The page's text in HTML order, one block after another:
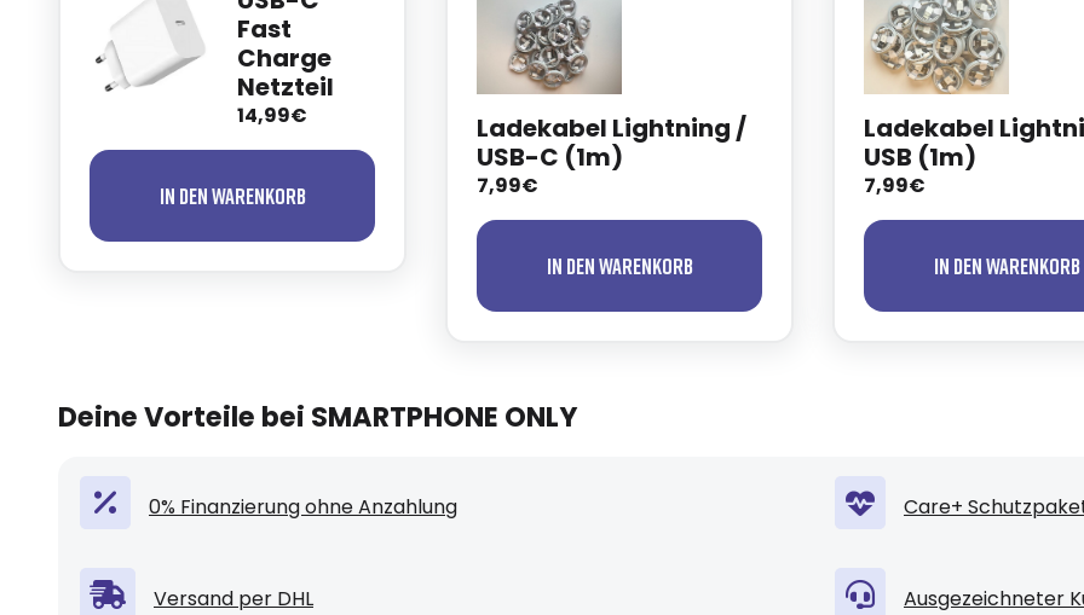
Fast
Charge
Netzteil
14,99€
In den Warenkorb
Ladekabel Lightning /
USB-C (1m)
7,99€
In den Warenkorb
Ladekabel
USB (1m)
7,99€
In den Warenkorb
Deine Vorteile bei SMARTPHONE ONLY
0% Finanzierung ohne Anzahlung Care+
Versand per DHL Ausgezeichneter